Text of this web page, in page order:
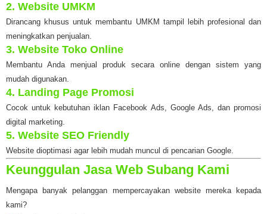
2. Website UMKM
Dirancang khusus untuk membantu UMKM tampil lebih profesional dan
meningkatkan penjualan.
3. Website Toko Online
Membantu Anda menjual produk secara online dengan sistem yang
mudah digunakan.
4. Landing Page Promosi
Cocok untuk kebutuhan iklan Facebook Ads, Google Ads, dan promosi
digital marketing.
5. Website SEO Friendly
Website dioptimasi agar lebih mudah muncul di pencarian Google.
Keunggulan Jasa Web Subang Kami
Mengapa banyak pelanggan mempercayakan website mereka kepada
kami?